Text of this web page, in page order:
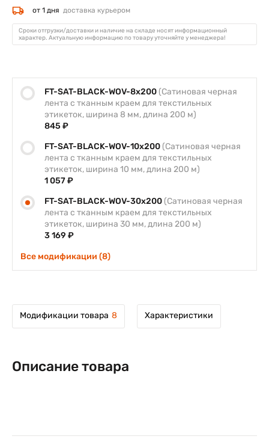
FT-SAT-BLACK-WOV-8x200 (Сатиновая черная
лента с тканным краем для текстильных
этикеток, ширина 8 мм, длина 200 м)
845 ₽
FT-SAT-BLACK-WOV-10x200 (Сатиновая черная
лента с тканным краем для текстильных
этикеток, ширина 10 мм, длина 200 м)
1 057 ₽
FT-SAT-BLACK-WOV-30x200 (Сатиновая черная
лента с тканным краем для текстильных
этикеток, ширина 30 мм, длина 200 м)
3 169 ₽
Все модификации (8)
от 1 дня доставка курьером
Сроки отгрузки/доставки и наличие на складе носят информационный
характер. Актуальную информацию по товару уточняйте у менеджера!
Модификации товара 8 Характеристики
Описание товара